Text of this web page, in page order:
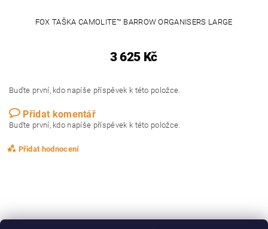
FOX TAŠKA CAMOLITE™ BARROW ORGANISERS LARGE
3 625 Kč
Buďte první, kdo napíše příspěvek k této položce.
Přidat komentář
Buďte první, kdo napíše příspěvek k této položce.
Přidat hodnocení